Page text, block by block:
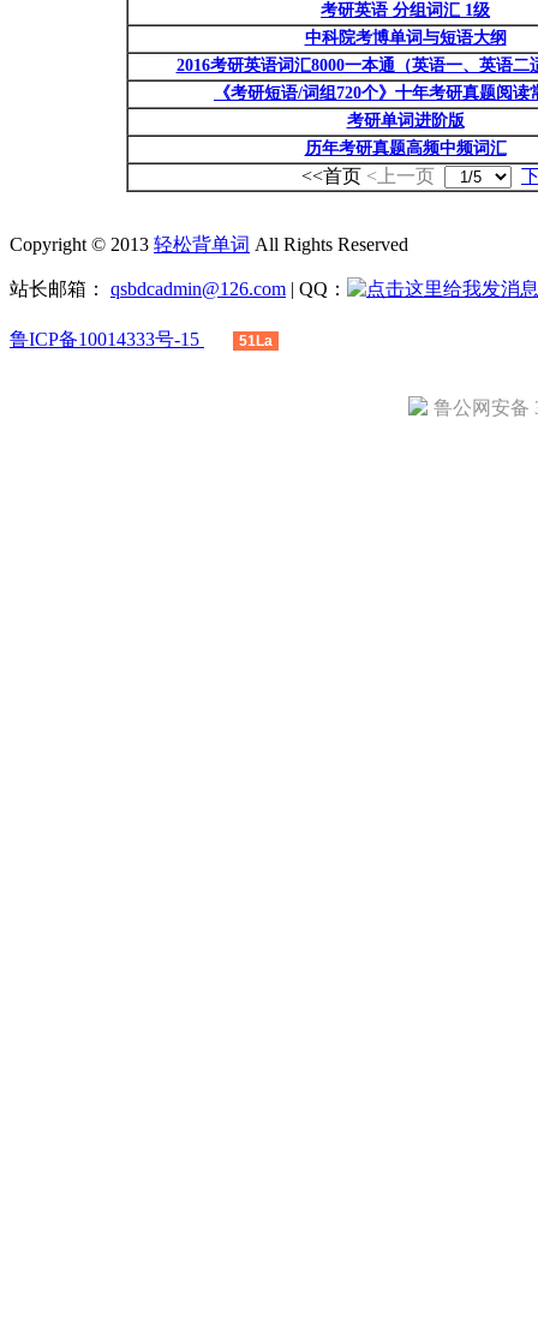
考研英语 分组词汇 1级
中科院考博单词与短语大纲
2016考研英语词汇8000一本通（英语一、英语二
《考研短语/词组720个》十年考研真题阅读
考研单词进阶版
历年考研真题高频中频词汇
<<首页 <上一页
Copyright © 2013 轻松背单词 All Rights Reserved
站长邮箱： qsbdcadmin@126.com | QQ：
鲁ICP备10014333号-15 51La
鲁公网安备